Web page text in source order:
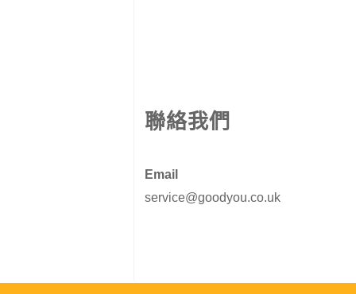
聯絡我們
Email
service@goodyou.co.uk